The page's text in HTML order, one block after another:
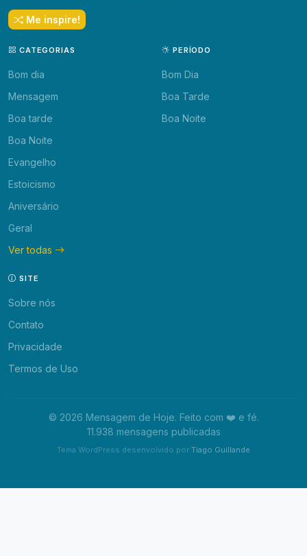
Me inspire!
CATEGORIAS
Bom dia
Mensagem
Boa tarde
Boa Noite
Evangelho
Estoicismo
Aniversário
Geral
Ver todas
PERÍODO
Bom Dia
Boa Tarde
Boa Noite
SITE
Sobre nós
Contato
Privacidade
Termos de Uso
© 2026 Mensagem de Hoje. Feito com ❤️ e fé.
11.938 mensagens publicadas
Tema WordPress desenvolvido por Tiago Guillande